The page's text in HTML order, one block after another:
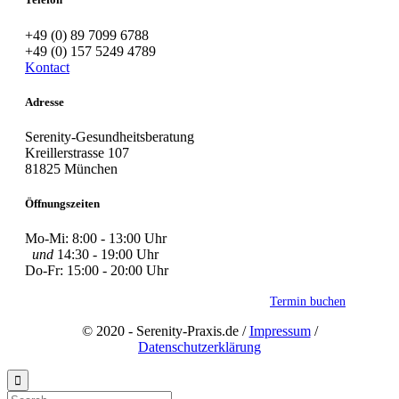
+49 (0) 89 7099 6788
+49 (0) 157 5249 4789
Kontact
Adresse
Serenity-Gesundheitsberatung
Kreillerstrasse 107
81825 München
Öffnungszeiten
Mo-Mi: 8:00 - 13:00 Uhr
und 14:30 - 19:00 Uhr
Do-Fr: 15:00 - 20:00 Uhr
Termin buchen
© 2020 - Serenity-Praxis.de /Impressum/
Datenschutzerklärung
